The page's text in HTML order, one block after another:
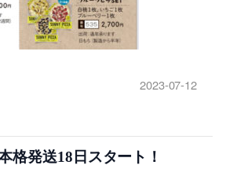
2023-07-12
格発送18日スタート！